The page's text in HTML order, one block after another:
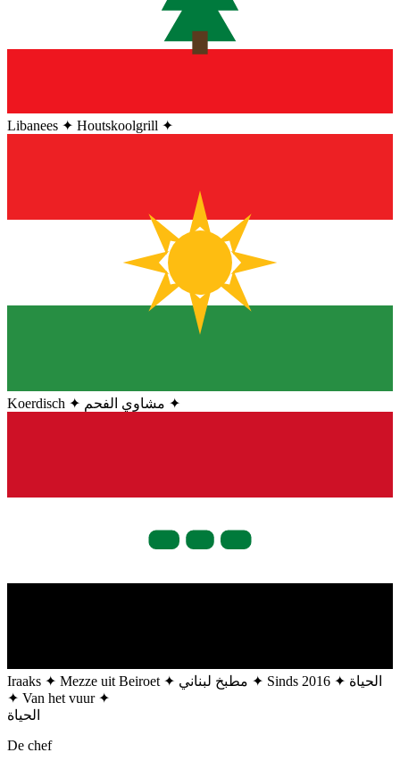
Libanees ✦ Houtskoolgrill ✦
Koerdisch ✦ ✦
Iraaks ✦ Mezze uit Beiroet ✦ ✦ Sinds 2016 ✦ الحياة
✦ Van het vuur ✦
الحياة
De chef